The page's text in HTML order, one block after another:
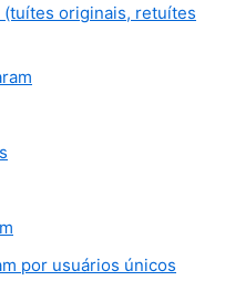
originais, retuítes
por usuários únicos